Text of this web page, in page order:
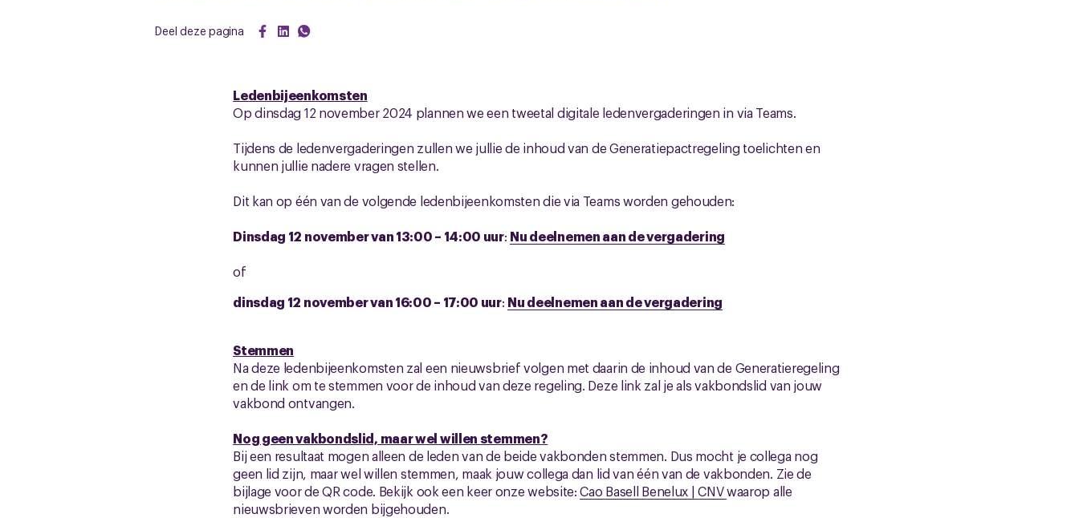
Deel deze pagina
Ledenbijeenkomsten
Op dinsdag 12 november 2024 plannen we een tweetal digitale ledenvergaderingen in via Teams.
Tijdens de ledenvergaderingen zullen we jullie de inhoud van de Generatiepactregeling toelichten en
kunnen jullie nadere vragen stellen.
Dit kan op één van de volgende ledenbijeenkomsten die via Teams worden gehouden:
Dinsdag 12 november van 13:00 – 14:00 uur: Nu deelnemen aan de vergadering
of
dinsdag 12 november van 16:00 – 17:00 uur: Nu deelnemen aan de vergadering
Stemmen
Na deze ledenbijeenkomsten zal een nieuwsbrief volgen met daarin de inhoud van de Generatieregeling
en de link om te stemmen voor de inhoud van deze regeling. Deze link zal je als vakbondslid van jouw
vakbond ontvangen.
Nog geen vakbondslid, maar wel willen stemmen?
Bij een resultaat mogen alleen de leden van de beide vakbonden stemmen. Dus mocht je collega nog
geen lid zijn, maar wel willen stemmen, maak jouw collega dan lid van één van de vakbonden. Zie de
bijlage voor de QR code. Bekijk ook een keer onze website:Cao Basell Benelux | CNVwaarop alle
nieuwsbrieven worden bijgehouden.